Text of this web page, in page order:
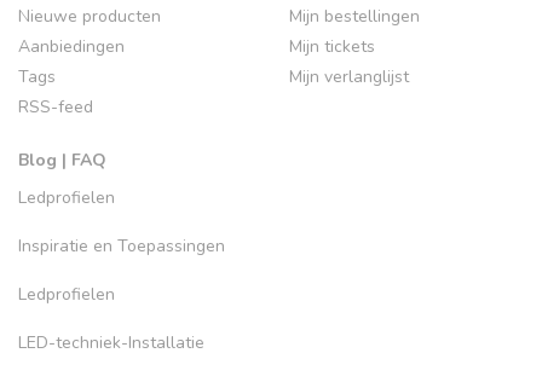
Nieuwe producten
Aanbiedingen
Tags
RSS-feed
Blog | FAQ
Ledprofielen
Inspiratie en Toepassingen
Ledprofielen
LED-techniek-Installatie
Mijn bestellingen
Mijn tickets
Mijn verlanglijst